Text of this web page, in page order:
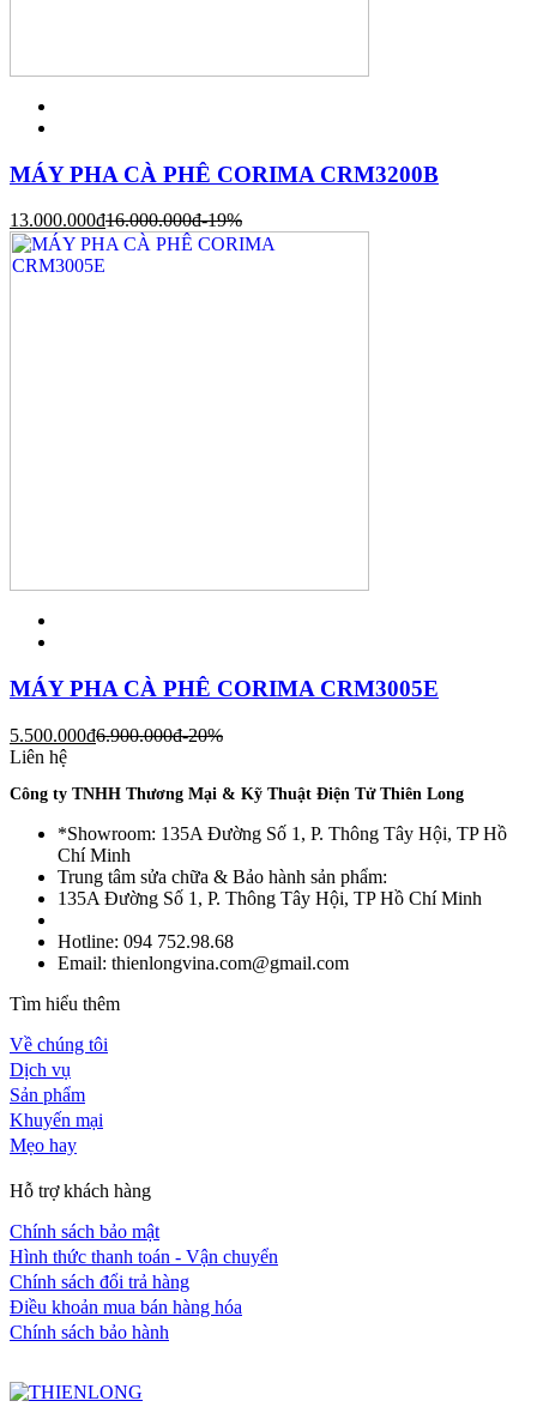
MÁY PHA CÀ PHÊ CORIMA CRM3200B
13.000.000đ16.000.000đ-19%
MÁY PHA CÀ PHÊ CORIMA CRM3005E
5.500.000đ6.900.000đ-20%
Liên hệ
Công ty TNHH Thương Mại & Kỹ Thuật Điện Tử Thiên Long
*Showroom: 135A Đường Số 1, P. Thông Tây Hội, TP Hồ
Chí Minh
Trung tâm sửa chữa & Bảo hành sản phẩm:
135A Đường Số 1, P. Thông Tây Hội, TP Hồ Chí Minh
Hotline: 094 752.98.68
Email: thienlongvina.com@gmail.com
Tìm hiểu thêm
Về chúng tôi
Dịch vụ
Sản phẩm
Khuyến mại
Mẹo hay
Hỗ trợ khách hàng
Chính sách bảo mật
Hình thức thanh toán - Vận chuyển
Chính sách đổi trả hàng
Điều khoản mua bán hàng hóa
Chính sách bảo hành